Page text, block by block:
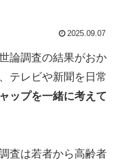
2025.09.07
論調査の結果がおか
テレビや新聞を日常
ップを一緒に考えて
査は若者から高齢者